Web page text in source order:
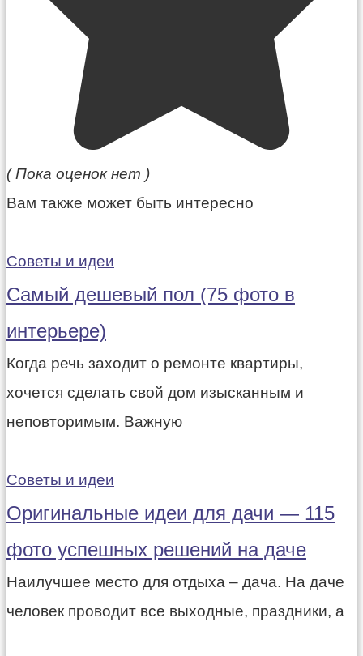
( Пока оценок нет )
Вам также может быть интересно
Советы и идеи
Самый дешевый пол (75 фото в
интерьере)
Когда речь заходит о ремонте квартиры,
хочется сделать свой дом изысканным и
неповторимым. Важную
Советы и идеи
Оригинальные идеи для дачи — 115
фото успешных решений на даче
Наилучшее место для отдыха – дача. На даче
человек проводит все выходные, праздники, а